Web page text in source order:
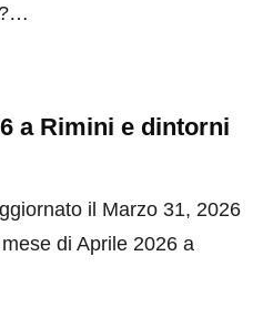
a Rimini e dintorni
il Marzo 31, 2026
di Aprile 2026 a